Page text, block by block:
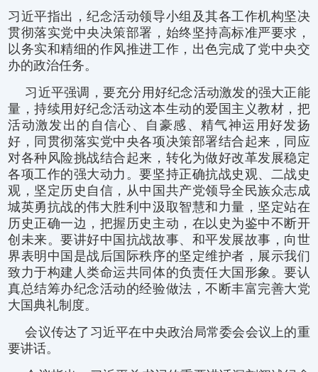
习近平指出，纪念活动领导小组及其各工作机构坚决
贯彻落实党中央决策部署，始终坚持高标准严要求，
以务实和精细的作风推进工作，出色完成了党中央交
办的政治任务。
习近平强调，要充分用好纪念活动激发的强大正能
量，持续用好纪念活动这本生动的爱国主义教材，把
活动激发出的自信心、自豪感、精气神运用好发扬
好，同贯彻落实党中央各项决策部署结合起来，同应
对各种风险挑战结合起来，转化为做好改革发展稳定
各项工作的强大动力。要坚持正确抗战史观、二战史
观，坚定历史自信，从中国共产党领导全民族众志成
城英勇抗战的伟大胜利中汲取智慧和力量，坚定站在
历史正确一边，把握历史主动，在以史为鉴中不断开
创未来。要讲好中国抗战故事、和平发展故事，向世
界表明中国是战后国际秩序的坚定维护者，展示我们
致力于构建人类命运共同体的负责任大国形象。要认
真总结筹办纪念活动的经验做法，不断丰富完善大党
大国典礼制度。
会议传达了习近平在中央政治局常委会会议上的重
要讲话。